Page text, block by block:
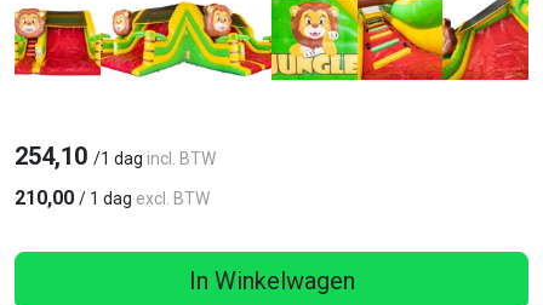
254,10 /1 dag incl. BTW
210,00 / 1 dag excl. BTW
In Winkelwagen